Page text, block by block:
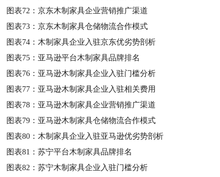
图表72：京东木制家具企业营销推广渠道
图表73：京东木制家具仓储物流合作模式
图表74： 木制家具企业入驻京东优劣势剖析
图表75： 亚马逊平台木制家具品牌排名
图表76： 亚马逊木制家具企业入驻门槛分析
图表77： 亚马逊木制家具企业入驻相关费用
图表78： 亚马逊木制家具企业营销推广渠道
图表79： 亚马逊木制家具仓储物流合作模式
图表80： 木制家具企业入驻亚马逊优劣势剖析
图表81：苏宁平台木制家具品牌排名
图表82：苏宁木制家具企业入驻门槛分析